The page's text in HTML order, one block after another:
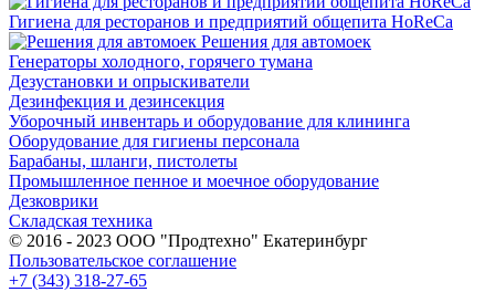
Гигиена для ресторанов и предприятий общепита HoReCa
Решения для автомоек
Генераторы холодного, горячего тумана
Дезустановки и опрыскиватели
Дезинфекция и дезинсекция
Уборочный инвентарь и оборудование для клининга
Оборудование для гигиены персонала
Барабаны, шланги, пистолеты
Промышленное пенное и моечное оборудование
Дезковрики
Складская техника
© 2016 - 2023 ООО "Продтехно" Екатеринбург
Пользовательское соглашение
+7 (343) 318-27-65